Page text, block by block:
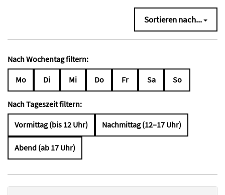
Sortieren nach...
Nach Wochentag filtern:
Mo Di Mi Do Fr Sa So
Nach Tageszeit filtern:
Vormittag (bis 12 Uhr) Nachmittag (12–17 Uhr)
Abend (ab 17 Uhr)